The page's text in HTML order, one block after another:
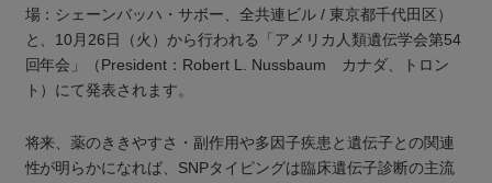
場：シェーンバッハ・サボー、全共連ビル / 東京都千代田区）
と、10月26日（火）から行われる「アメリカ人類遺伝学会第54
回年会」（President：Robert L. Nussbaum カナダ、トロン
ト）にて発表されます。
将来、薬のききやすさ・副作用や多因子疾患と遺伝子との関連
性が明らかになれば、SNPタイピングは臨床遺伝子診断の主流